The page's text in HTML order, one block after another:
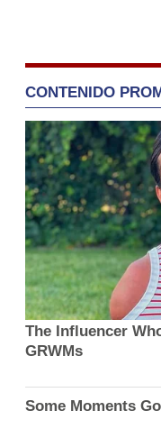
CONTENIDO
The Influencer
GRWMs
Some Moments